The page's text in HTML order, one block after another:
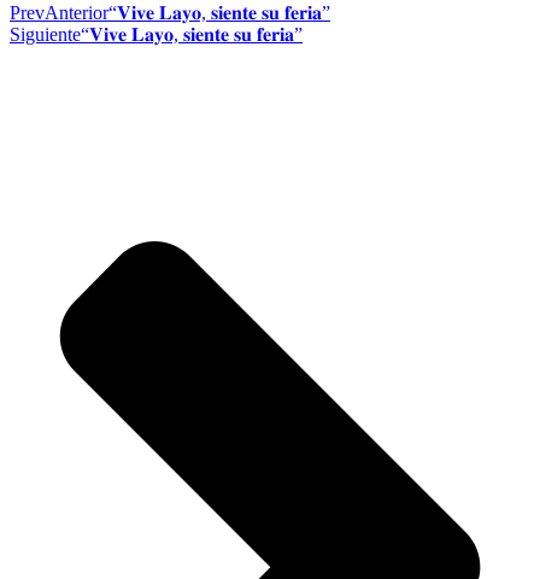
PrevAnterior“𝐕𝐢𝐯𝐞 𝐋𝐚𝐲𝐨, 𝐬𝐢𝐞𝐧𝐭𝐞 𝐬𝐮 𝐟𝐞𝐫𝐢𝐚”
Siguiente“𝐕𝐢𝐯𝐞 𝐋𝐚𝐲𝐨, 𝐬𝐢𝐞𝐧𝐭𝐞 𝐬𝐮 𝐟𝐞𝐫𝐢𝐚”